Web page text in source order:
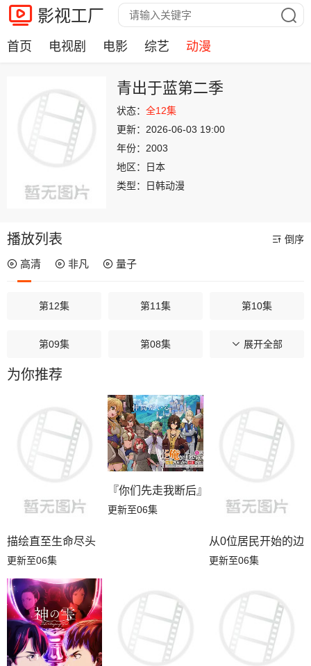
影视工厂
首页 电视剧 电影 综艺 动漫
青出于蓝第二季
状态： 全12集
更新： 2026-06-03 19:00
年份： 2003
地区：
日本
类型：
日韩动漫
播放列表 倒序
高清 非凡 量子
第12集 第11集 第10集
第09集 第08集 第07集
第06集
第02集
展开全部
为你推荐
描绘直至生命尽头
更新至06集
『你们先走我断后』，于是10年后我成
更新至06集
从0位居民开始的边
更新至06集